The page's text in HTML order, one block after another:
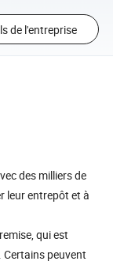
de l'entreprise
des milliers de
leur entrepôt et à
qui est
peuvent